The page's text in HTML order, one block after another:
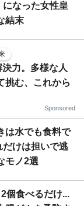
になった女性皇
結末
力。多様な人
挑む、これから
Sponsored
は水でも食料で
だけは担いで逃
モノ2選
個食べるだけ...